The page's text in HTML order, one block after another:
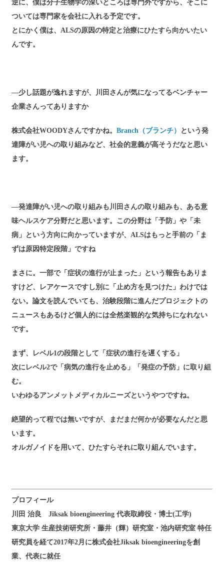
逆に、僕は分子生物学の深いところは専門外ですから、そこに
ついては専門家を会社に入れる予定です。
とにかく僕は、ALSの原因の特定と治療にひたすら向かいたい
んです。
―少し話題が逸れますが、川田さんが気になってるベンチャー
企業さんってありますか
株式会社WOODYさんですかね。Branch（ブランチ）
という発
達障がい児への取り組みなど、社会的意義が高そうだなと思い
ます。
―発達障がい児への取り組みも川田さんの取り組みも、ある意
味ヘルスケア分野だと思います。この分野は「予防」や「未
病」という方向に向かっていますが、ALSはもっと手前の「ま
ずは原因特定段階」ですね
まさに。一部で「症状の進行が止まった」という報告もありま
すけど、レアケースですし別に「止め方を見つけた」わけでは
ない。論文を読んでいても、治験段階に進んだプロジェクトの
ニュースもあるけど個人的には全然楽観的な気持ちになれない
です。
まず、レベル1の段階として「症状の進行を遅くする」
次にレベル2で「病気の進行を止める」「発症の予防」に取り組
む。
いわゆるアンメットメディカルニーズというやつですね。
絶望的って程では無いですが、まだまだ何かが必要なんだと思
います。
オルガノイドを用いて、ひたすらそれに取り組んでいます。
プロフィール
川田 治良 Jiksak bioengineering 代表取締役・博士(工学)
東京大学 生産技術研究所・藤井（輝）研究室・池内研究室 特任
研究員を経て2017年2月に株式会社Jiksak bioengineeringを創
業、代表に就任